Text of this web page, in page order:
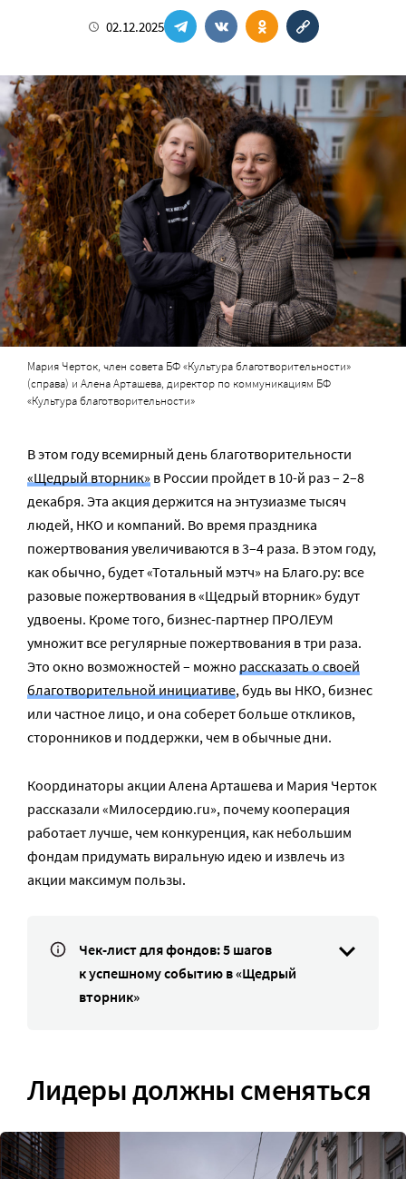
02.12.2025
Мария Черток, член совета БФ «Культура благотворительности»
(справа) и Алена Арташева, директор по коммуникациям БФ
«Культура благотворительности»
В этом году всемирный день благотворительности
«Щедрый вторник» в России пройдет в 10-й раз – 2–8
декабря. Эта акция держится на энтузиазме тысяч
людей, НКО и компаний. Во время праздника
пожертвования увеличиваются в 3–4 раза. В этом году,
как обычно, будет «Тотальный мэтч» на Благо.ру: все
разовые пожертвования в «Щедрый вторник» будут
удвоены. Кроме того, бизнес-партнер ПРОЛЕУМ
умножит все регулярные пожертвования в три раза.
Это окно возможностей – можно рассказать о своей
благотворительной инициативе, будь вы НКО, бизнес
или частное лицо, и она соберет больше откликов,
сторонников и поддержки, чем в обычные дни.
Координаторы акции Алена Арташева и Мария Черток
рассказали «Милосердию.ru», почему кооперация
работает лучше, чем конкуренция, как небольшим
фондам придумать виральную идею и извлечь из
акции максимум пользы.
Чек-лист для фондов: 5 шагов
к успешному событию в «Щедрый
вторник»
Лидеры должны сменяться